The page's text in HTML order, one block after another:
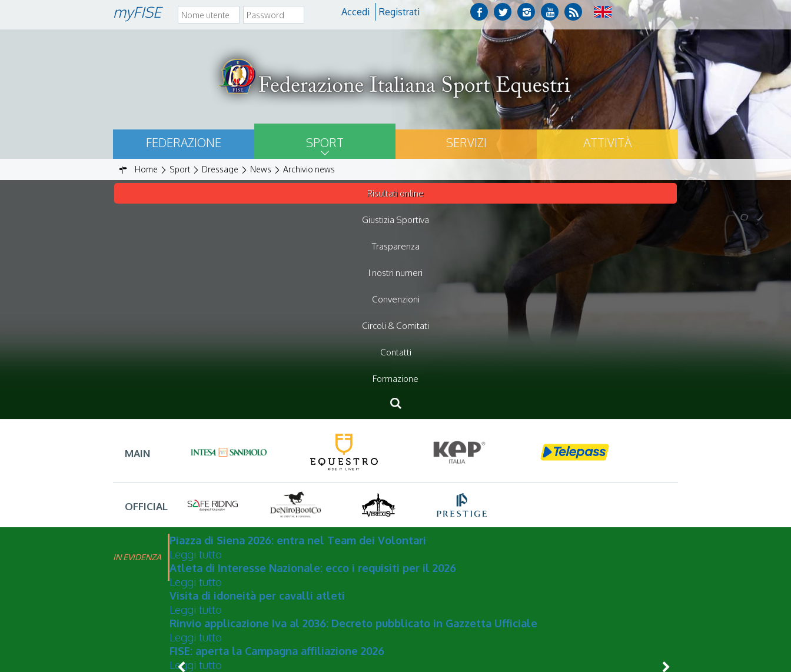
myFISE Accedi Registrati
FEDERAZIONE SPORT SERVIZI ATTIVITÀ
Home Sport Dressage News Archivio news
Risultati online
Giustizia Sportiva
Trasparenza
I nostri numeri
Convenzioni
Circoli & Comitati
Contatti
Formazione
MAIN
OFFICIAL
IN EVIDENZA
Piazza di Siena 2026: entra nel Team dei Volontari
Leggi tutto
Atleta di Interesse Nazionale: ecco i requisiti per il 2026
Leggi tutto
Visita di idoneità per cavalli atleti
Leggi tutto
Rinvio applicazione Iva al 2036: Decreto pubblicato in Gazzetta Ufficiale
Leggi tutto
FISE: aperta la Campagna affiliazione 2026
Leggi tutto